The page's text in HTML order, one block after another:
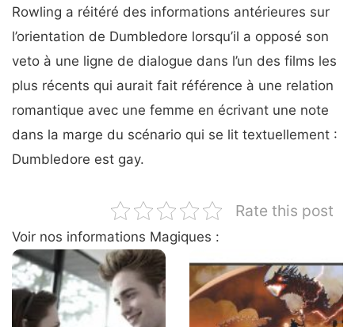
Rowling a réitéré des informations antérieures sur
l’orientation de Dumbledore lorsqu’il a opposé son
veto à une ligne de dialogue dans l’un des films les
plus récents qui aurait fait référence à une relation
romantique avec une femme en écrivant une note
dans la marge du scénario qui se lit textuellement :
Dumbledore est gay.
Rate this post
Voir nos informations Magiques :